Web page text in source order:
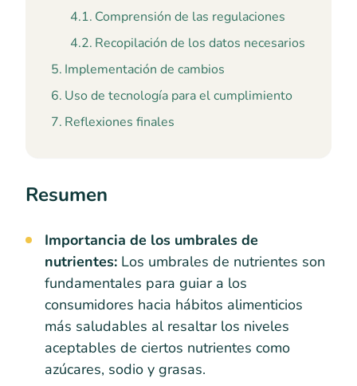
Comprensión de las regulaciones
Recopilación de los datos necesarios
Implementación de cambios
Uso de tecnología para el cumplimiento
Reflexiones finales
Resumen
Importancia de los umbrales de
nutrientes: Los umbrales de nutrientes son
fundamentales para guiar a los
consumidores hacia hábitos alimenticios
más saludables al resaltar los niveles
aceptables de ciertos nutrientes como
azúcares, sodio y grasas.